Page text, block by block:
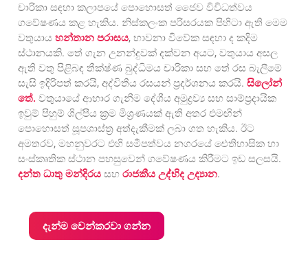
චාරිකා සඳහා කලාපයේ පොහොසත් ජෛව විවිධත්වය
ගවේෂණය කළ හැකිය. නිස්කලංක පරිසරයක පිහිටා ඇති මෙම
වතුයාය හන්තාන පරාසය, භාවනා විවේක සඳහා ද කදිම
ස්ථානයකි. තේ ගැන උනන්දුවක් දක්වන අයට, වතුයාය අසල
ඇති වතු පිළිබඳ තීක්ෂ්ණ බුද්ධිමය චාරිකා සහ තේ රස බැලීමේ
සැසි ඉදිරිපත් කරයි, අද්විතීය රසයන් ප්‍රදර්ශනය කරයි. සිලෝන්
තේ. වතුයායේ ආහාර ගැනීම දේශීය අමුද්‍රව්‍ය සහ සාම්ප්‍රදායික
ඉවුම් පිහුම් ශිල්පීය ක්‍රම මිශ්‍රණයක් ඇති අතර එමඟින්
පොහොසත් සූපශාස්ත්‍ර අත්දැකීමක් ලබා ගත හැකිය. ඊට
අමතරව, මහනුවරට එහි සමීපත්වය නගරයේ ඓතිහාසික හා
සංස්කෘතික ස්ථාන පහසුවෙන් ගවේෂණය කිරීමට ඉඩ සලසයි.
දන්ත ධාතු මන්දිරය සහ රාජකීය උද්භිද උද්‍යාන.
දැන්ම වෙන්කරවා ගන්න